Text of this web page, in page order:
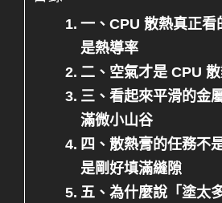
一、CPU 散熱真正看
是熱導率
二、空氣才是 CPU
三、看起來平滑的金
滿微小山谷
四、散熱膏的任務不
是剛好填滿縫隙
五、為什麼說「塗太